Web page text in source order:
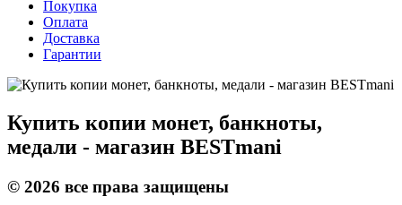
Покупка
Оплата
Доставка
Гарантии
Купить копии монет, банкноты,
медали - магазин BESTmani
© 2026 все права защищены